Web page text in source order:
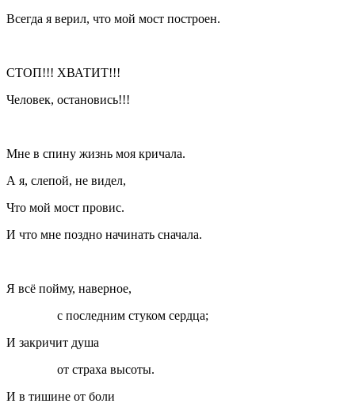
Всегда я верил, что мой мост построен.
СТОП!!! ХВАТИТ!!!
Человек, остановись!!!
Мне в спину жизнь моя кричала.
А я, слепой, не видел,
Что мой мост провис.
И что мне поздно начинать сначала.
Я всё пойму, наверное,
с последним стуком сердца;
И закричит душа
от страха высоты.
И в тишине от боли